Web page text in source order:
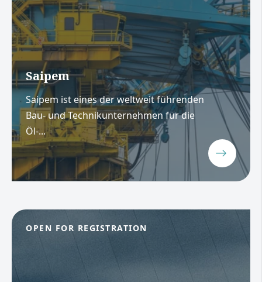
Saipem
Saipem ist eines der weltweit führenden
Bau- und Technikunternehmen für die
Öl-...
OPEN FOR REGISTRATION